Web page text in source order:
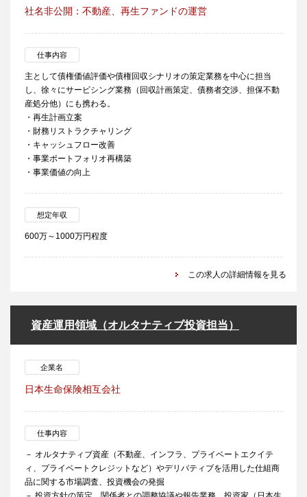
社名非公開：不動産、再生ファンドの運営
仕事内容
主として債権価値評価や債権回収シナリオの策定業務を中心に担当
し、徐々にサービシング業務（回収計画策定、債務者交渉、担保不動
産処分他）にも携わる。
・再生計画立案
・財務リストラクチャリング
・キャッシュフロー改善
・事業ポートフォリオ再構築
・事業価値の向上
想定年収
600万～1000万円程度
この求人の詳細情報を見る
資産運用領域（オルタナティブ投資担当）
企業名
日本生命保険相互会社
仕事内容
－ オルタナティブ資産（不動産、インフラ、プライベートエクイテ
ィ、プライベートクレジットなど）やデリバティブを活用した仕組商
品に関する市場調査、投資機会の発掘